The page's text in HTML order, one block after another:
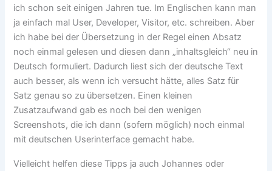
ich schon seit einigen Jahren tue. Im Englischen kann man
ja einfach mal User, Developer, Visitor, etc. schreiben. Aber
ich habe bei der Übersetzung in der Regel einen Absatz
noch einmal gelesen und diesen dann „inhaltsgleich“ neu in
Deutsch formuliert. Dadurch liest sich der deutsche Text
auch besser, als wenn ich versucht hätte, alles Satz für
Satz genau so zu übersetzen. Einen kleinen
Zusatzaufwand gab es noch bei den wenigen
Screenshots, die ich dann (sofern möglich) noch einmal
mit deutschen Userinterface gemacht habe.
Vielleicht helfen diese Tipps ja auch Johannes oder